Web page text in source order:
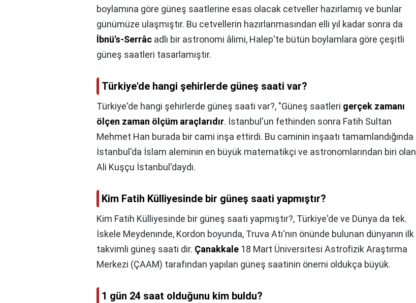
boylamına göre güneş saatlerine esas olacak cetveller hazırlamış ve bunlar
günümüze ulaşmıştır. Bu cetvellerin hazırlanmasından elli yıl kadar sonra da
İbnü's-Serrâc adlı bir astronomi âlimi, Halep'te bütün boylamlara göre çeşitli
güneş saatleri tasarlamıştır.
Türkiye'de hangi şehirlerde güneş saati var?
Türkiye'de hangi şehirlerde güneş saati var?, "Güneş saatleri gerçek zamanı
ölçen zaman ölçüm araçlarıdır. İstanbul'un fethinden sonra Fatih Sultan
Mehmet Han burada bir cami inşa ettirdi. Bu caminin inşaatı tamamlandığında
İstanbul'da İslam aleminin en büyük matematikçi ve astronomlarından biri olan
Ali Kuşçu İstanbul'daydı.
Kim Fatih Külliyesinde bir güneş saati yapmıştır?
Kim Fatih Külliyesinde bir güneş saati yapmıştır?, Türkiye'de ve Dünya da tek.
İskele Meydenınde, Kordon boyunda, Truva Atı'nın önünde bulunan dünyanın ilk
takvimli güneş saati dir. Çanakkale 18 Mart Üniversitesi Astrofizik Araştırma
Merkezi (ÇAAM) tarafından yapılan güneş saatinin önemi oldukça büyük.
1 gün 24 saat olduğunu kim buldu?